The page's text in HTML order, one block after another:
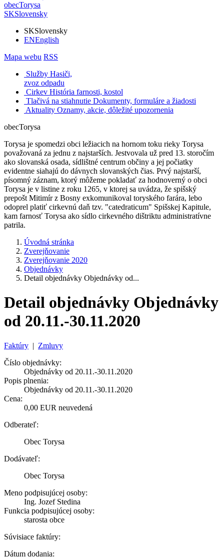
obecTorysa
SKSlovensky
SKSlovensky
ENEnglish
Mapa webu RSS
Služby Hasiči,
zvoz odpadu
Cirkev História farnosti, kostol
Tlačivá na stiahnutie Dokumenty, formuláre a žiadosti
Aktuality Oznamy, akcie, dôležité upozornenia
obecTorysa
Torysa je spomedzi obci ležiacich na hornom toku rieky Torysa
považovaná za jednu z najstarších. Jestvovala už pred 13. storočím
ako slovanská osada, sídlištné centrum občiny a jej počiatky
evidentne siahajú do dávnych slovanských čias. Prvý najstarší,
písomný záznam, ktorý môžeme pokladať za hodnoverný o obci
Torysa je v listine z roku 1265, v ktorej sa uvádza, že spišský
prepošt Mitimír z Bosny exkomunikoval toryského farára, lebo
odoprel platiť cirkevnú daň tzv. "catedraticum" Spišskej Kapitule,
kam farnosť Torysa ako sídlo cirkevného dištriktu administratívne
patrila.
Úvodná stránka
Zverejňovanie
Zverejňovanie 2020
Objednávky
Detail objednávky Objednávky od...
Detail objednávky Objednávky
od 20.11.-30.11.2020
Faktúry | Zmluvy
Číslo objednávky:
Objednávky od 20.11.-30.11.2020
Popis plnenia:
Objednávky od 20.11.-30.11.2020
Cena:
0,00 EUR neuvedená
Odberateľ:
Obec Torysa
Dodávateľ:
Obec Torysa
Meno podpisujúcej osoby:
Ing. Jozef Stedina
Funkcia podpisujúcej osoby:
starosta obce
Súvisiace faktúry:
Dátum dodania: